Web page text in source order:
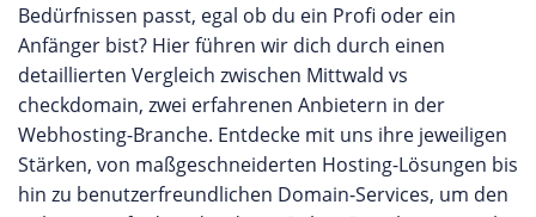
Bedürfnissen passt, egal ob du ein Profi oder ein
Anfänger bist? Hier führen wir dich durch einen
detaillierten Vergleich zwischen Mittwald vs
checkdomain, zwei erfahrenen Anbietern in der
Webhosting-Branche. Entdecke mit uns ihre jeweiligen
Stärken, von maßgeschneiderten Hosting-Lösungen bis
hin zu benutzerfreundlichen Domain-Services, um den